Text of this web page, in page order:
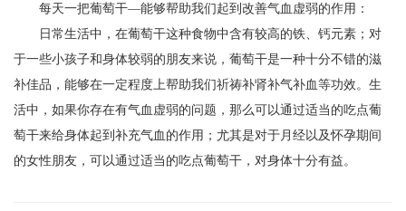
每天一把葡萄干—能够帮助我们起到改善气血虚弱的作用：
日常生活中，在葡萄干这种食物中含有较高的铁、钙元素；对
于一些小孩子和身体较弱的朋友来说，葡萄干是一种十分不错的滋
补佳品，能够在一定程度上帮助我们祈祷补肾补气补血等功效。生
活中，如果你存在有气血虚弱的问题，那么可以通过适当的吃点葡
萄干来给身体起到补充气血的作用；尤其是对于月经以及怀孕期间
的女性朋友，可以通过适当的吃点葡萄干，对身体十分有益。